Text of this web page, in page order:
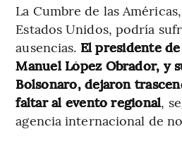
La Cumbre de las
Estados Unidos, podría
ausencias. El presidente
Manuel López Obrador, y
Bolsonaro, dejaron
faltar al evento regional,
agencia internacional de